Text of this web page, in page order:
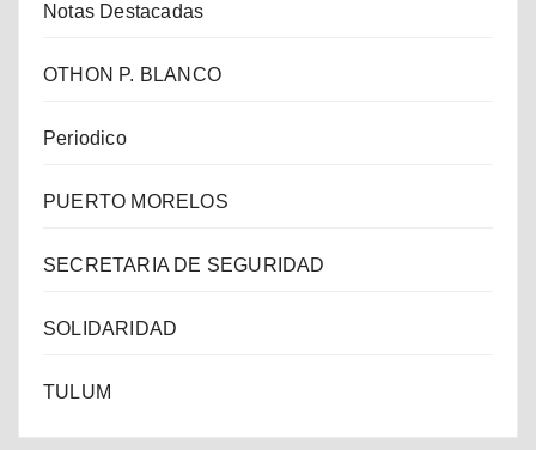
Notas Destacadas
OTHON P. BLANCO
Periodico
PUERTO MORELOS
SECRETARIA DE SEGURIDAD
SOLIDARIDAD
TULUM